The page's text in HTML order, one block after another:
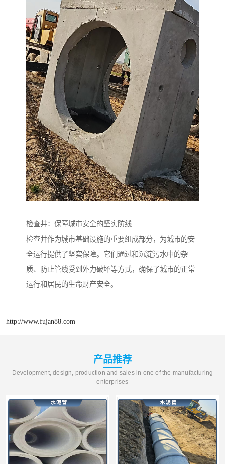
检查井：保障城市安全的坚实防线
检查井作为城市基础设施的重要组成部分，为城市的安
全运行提供了坚实保障。它们通过和沉淀污水中的杂
质、防止管线受到外力破坏等方式，确保了城市的正常
运行和居民的生命财产安全。
http://www.fujan88.com
产品推荐
Development, design, production and sales in one of the manufacturing
enterprises